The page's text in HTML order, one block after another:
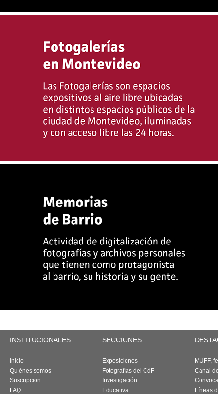
INSTITUCIONALES SECCIONES
Inicio
Quiénes somos
Suscripción
FAQ
Exposiciones
Fotografías del CdF
Investigación
Educativa
MUFF,
Canal
Líneas